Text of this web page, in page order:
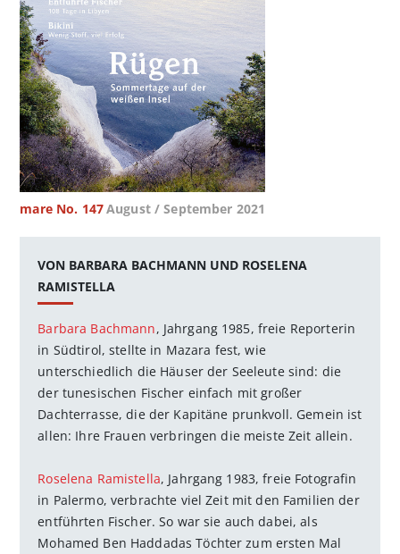
mare No. 147August / September 2021
VON BARBARA BACHMANN UND ROSELENA
RAMISTELLA
Barbara Bachmann, Jahrgang 1985, freie Reporterin
in Südtirol, stellte in Mazara fest, wie
unterschiedlich die Häuser der Seeleute sind: die
der tunesischen Fischer einfach mit großer
Dachterrasse, die der Kapitäne prunkvoll. Gemein ist
allen: Ihre Frauen verbringen die meiste Zeit allein.
Roselena Ramistella, Jahrgang 1983, freie Fotografin
in Palermo, verbrachte viel Zeit mit den Familien der
entführten Fischer. So war sie auch dabei, als
Mohamed Ben Haddadas Töchter zum ersten Mal